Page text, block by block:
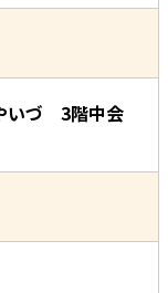
いづ 3階中会